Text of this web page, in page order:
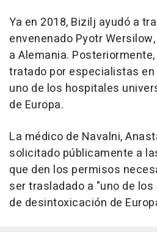
Ya en 2018, Bizilj ayudó a
envenenado Pyotr
a Alemania.
tratado por especialistas en
uno de los hospitales
de Europa.
La médico de Navalni,
solicitado públicamente a
que den los permisos
ser trasladado a "uno de
de desintoxicación de